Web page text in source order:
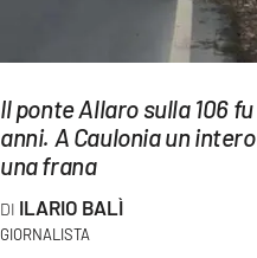
LAC ONAIR
LaC
Network
Il ponte Allaro sulla 106
anni. A Caulonia un
una frana
ILARIO BALÌ
GIORNALISTA